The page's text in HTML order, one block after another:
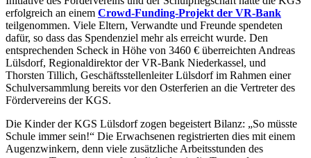
erfolgreich an einem Crowd-Funding-Projekt der VR-Bank
teilgenommen. Viele Eltern, Verwandte und Freunde spendeten
dafür, so dass das Spendenziel mehr als erreicht wurde. Den
entsprechenden Scheck in Höhe von 3460 € überreichten Andreas
Lülsdorf, Regionaldirektor der VR-Bank Niederkassel, und
Thorsten Tillich, Geschäftsstellenleiter Lülsdorf im Rahmen einer
Schulversammlung bereits vor den Osterferien an die Vertreter des
Fördervereins der KGS.
Die Kinder der KGS Lülsdorf zogen begeistert Bilanz: „So müsste
Schule immer sein!“ Die Erwachsenen registrierten dies mit einem
Augenzwinkern, denn viele zusätzliche Arbeitsstunden des